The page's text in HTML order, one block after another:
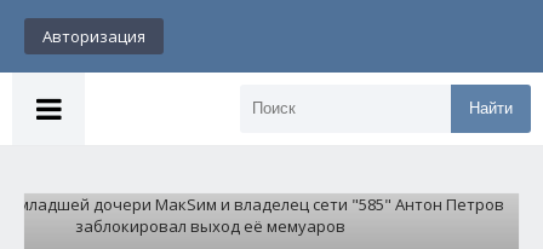
Авторизация
Найти